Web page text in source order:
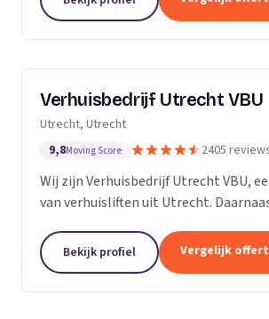
Verhuisbedrijf Utrecht VBU
Utrecht, Utrecht
9,8Moving Score 2405
Wij zijn Verhuisbedrijf Utrecht VBU,
van verhuisliften uit Utrecht.
Bekijk profiel Vergelijk